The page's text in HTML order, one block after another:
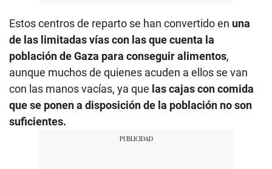
Estos centros de reparto se han convertido en una
de las limitadas vías con las que cuenta la
población de Gaza para conseguir alimentos,
aunque muchos de quienes acuden a ellos se van
con las manos vacías, ya que las cajas con comida
que se ponen a disposición de la población no son
suficientes.